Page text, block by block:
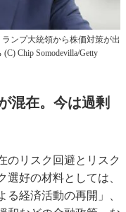
ンプ大統領から株価対策が出
Chip Somodevilla/Getty
混在。今は過剰
リスク回避とリスク
好の材料としては、
る経済活動の再開」、